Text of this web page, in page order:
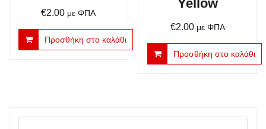
€2.00 με ΦΠΑ
Προσθήκη στο καλάθι
Yellow
€2.00 με ΦΠΑ
Προσθήκη στο καλάθι